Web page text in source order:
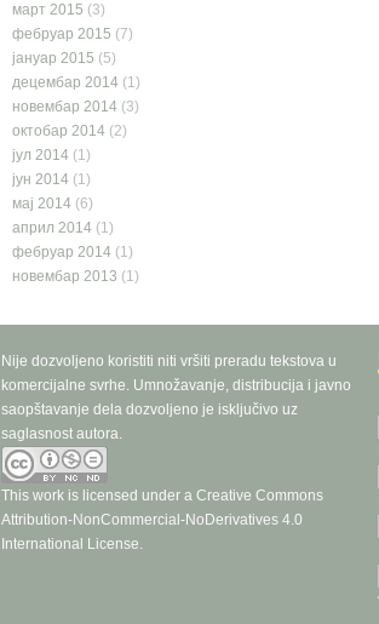
март 2015 (3)
фебруар 2015 (7)
јануар 2015 (5)
децембар 2014(1)
новембар 2014(3)
октобар 2014(2)
јул 2014(1)
јун 2014(1)
мај 2014(6)
април 2014(1)
фебруар 2014(1)
новембар 2013 (1)
Nije dozvoljeno koristiti niti vršiti preradu tekstova u
komercijalne svrhe. Umnožavanje, distribucija i javno
saopštavanje dela dozvoljeno je isključivo uz
saglasnost autora.
This work is licensed under aCreative Commons
Attribution-NonCommercial-NoDerivatives 4.0
International License.